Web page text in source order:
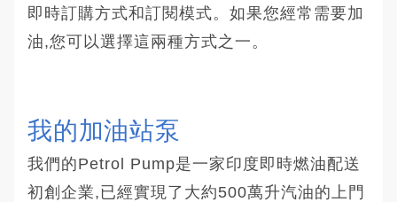
即時訂購方式和訂閱模式。如果您經常需要加
油,您可以選擇這兩種方式之一。
我的加油站泵
我們的Petrol Pump是一家印度即時燃油配送
初創企業,已經實現了大約500萬升汽油的上門